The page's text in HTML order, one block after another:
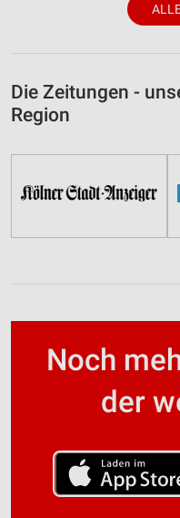
Die Zeitungen -
Region
Noch
der